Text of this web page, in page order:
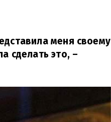
меня своему
сделать это, –